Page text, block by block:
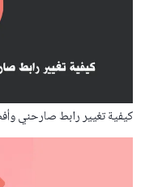
كيفية تغيير رابط صارحني